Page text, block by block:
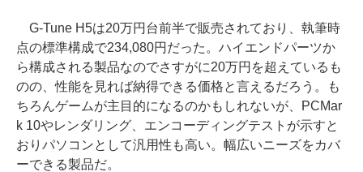
G-Tune H5は20万円台前半で販売されており、執筆時
点の標準構成で234,080円だった。ハイエンドパーツか
ら構成される製品なのでさすがに20万円を超えているも
のの、性能を見れば納得できる価格と言えるだろう。も
ちろんゲームが主目的になるのかもしれないが、PCMar
k 10やレンダリング、エンコーディングテストが示すと
おりパソコンとして汎用性も高い。幅広いニーズをカバ
ーできる製品だ。